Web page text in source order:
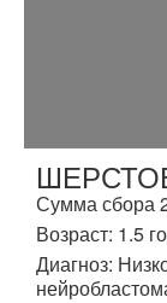
Сумма сбора
Возраст: 1.5
Диагноз: